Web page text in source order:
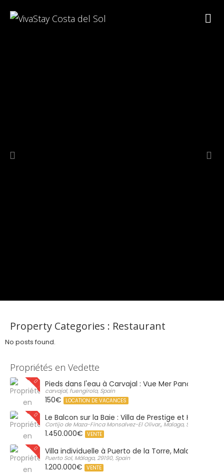
Property Categories : Restaurant
No posts found.
Propriétés en Vedette
Pieds dans l'eau à Carvajal : Vue Mer Panoramique
carvajal, fuengirola, Spain
150€ LOCATION DE VACANCES
Le Balcon sur la Baie : Villa de Prestige et Horizon
Cortijo de Maza-Finca Monsalvez-El Olivar,, Malaga, Spain
1.450.000€ VENTE
Villa individuelle à Puerto de la Torre, Malaga
Puerto Sol, Málaga, 29190, Spain
1.200.000€ VENTE